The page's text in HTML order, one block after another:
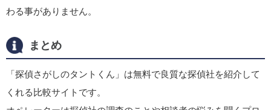
わる事がありません。
まとめ
「探偵さがしのタントくん」は無料で良質な探偵社を紹介して
くれる比較サイトです。